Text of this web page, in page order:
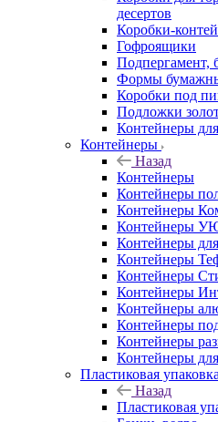
десертов
Коробки-
Гофроящики
Подпергамент,
Формы
Коробки под
Подложки
Контейнеры
Контейнеры
Назад
Контейнеры
Контейнеры
Контейнеры
Контейнеры
Контейнеры для
Контейнеры
Контейнеры
Контейнеры
Контейнеры
Контейнеры
Контейнеры
Контейнеры
Пластиковая упаковка
Назад
Пластиковая